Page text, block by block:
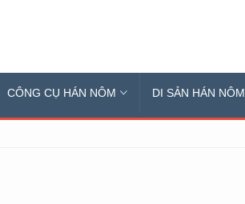
CÔNG CỤ HÁN NÔM DI SẢN HÁN NÔM